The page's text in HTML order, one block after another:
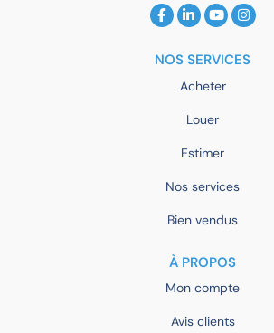
NOS SERVICES
Acheter
Louer
Estimer
Nos services
Bien vendus
À PROPOS
Mon compte
Avis clients